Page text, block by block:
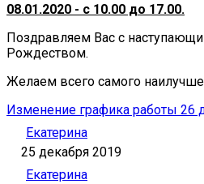
08.01.2020 - с 10.00 до 17.00.
Поздравляем Вас с
Рождеством.
Желаем всего самого
Изменение графика работы 26
Екатерина
25 декабря 2019
Екатерина